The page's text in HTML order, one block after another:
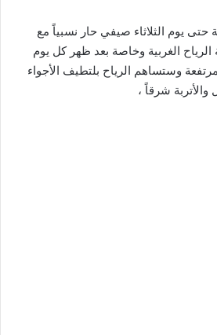
حتى يوم الثلاثاء صيفي حار نسبياً مع
الغربية وخاصة بعد ظهر كل يوم
وستساهم الرياح بلتطيف الأجواء
والأتربة شرقاً ،